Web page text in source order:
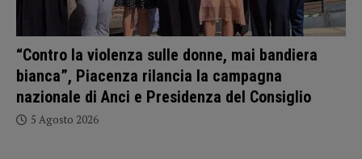
“Contro la violenza sulle donne, mai bandiera
bianca”, Piacenza rilancia la campagna
nazionale di Anci e Presidenza del Consiglio
5 Agosto 2026